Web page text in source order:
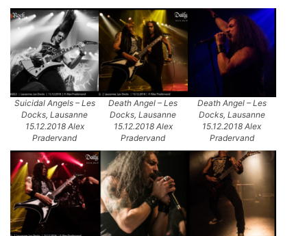
Suicidal Angels – Les
Docks, Lausanne
15.12.2018 Alex
Pradervand
Death Angel – Les
Docks, Lausanne
15.12.2018 Alex
Pradervand
Death Angel – Les
Docks, Lausanne
15.12.2018 Alex
Pradervand